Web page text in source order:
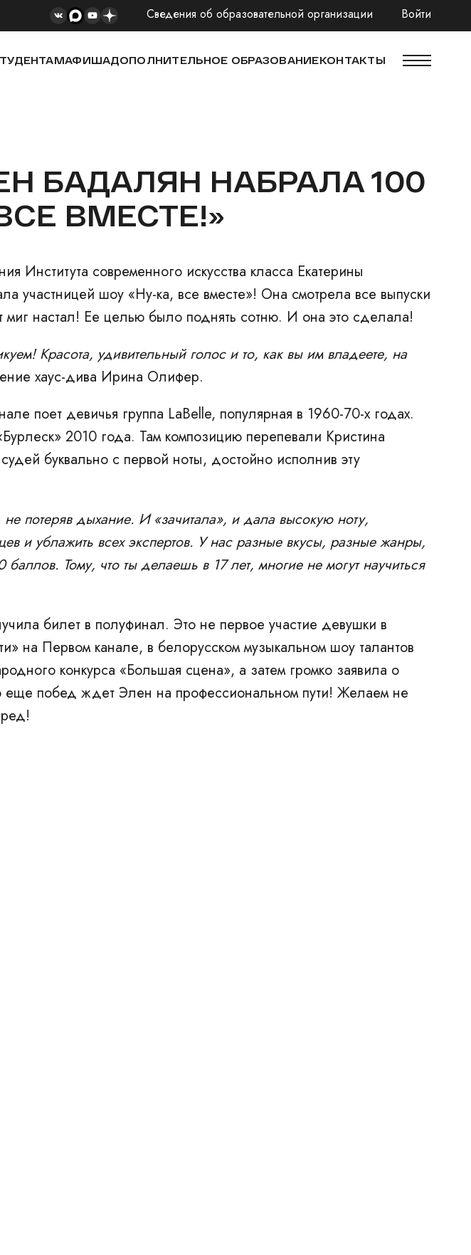
Сведения об образовательной организации Войти
АФИШАДОПОЛНИТЕЛЬНОЕ ОБРАЗОВАНИЕКОНТАКТЫ
БАДАЛЯН НАБРАЛА 100
ВМЕСТЕ!»
Института современного искусства класса Екатерины
участницей шоу «Ну-ка, все вместе»! Она смотрела все выпуски
миг настал! Ее целью было поднять сотню. И она это сделала!
Красота, удивительный голос и то, как вы им владеете, на
хаус-дива Ирина Олифер.
поет девичья группа LaBelle, популярная в 1960-70-х годах.
2010 года. Там композицию перепевали Кристина
буквально с первой ноты, достойно исполнив эту
потеряв дыхание. И «зачитала», и дала высокую ноту,
и ублажить всех экспертов. У нас разные вкусы, разные жанры,
Тому, что ты делаешь в 17 лет, многие не могут научиться
билет в полуфинал. Это не первое участие девушки в
на Первом канале, в белорусском музыкальном шоу талантов
конкурса «Большая сцена», а затем громко заявила о
еще побед ждет Элен на профессиональном пути! Желаем не